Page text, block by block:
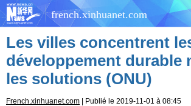
french.xinhuanet.com
Les villes concentrent
développement durable
les solutions (ONU)
French.xinhuanet.com | Publié le 2019-11-01 à 08:45